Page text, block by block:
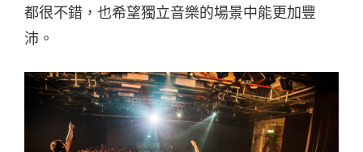
都很不錯，也希望獨立音樂的場景中能更加豐
沛。